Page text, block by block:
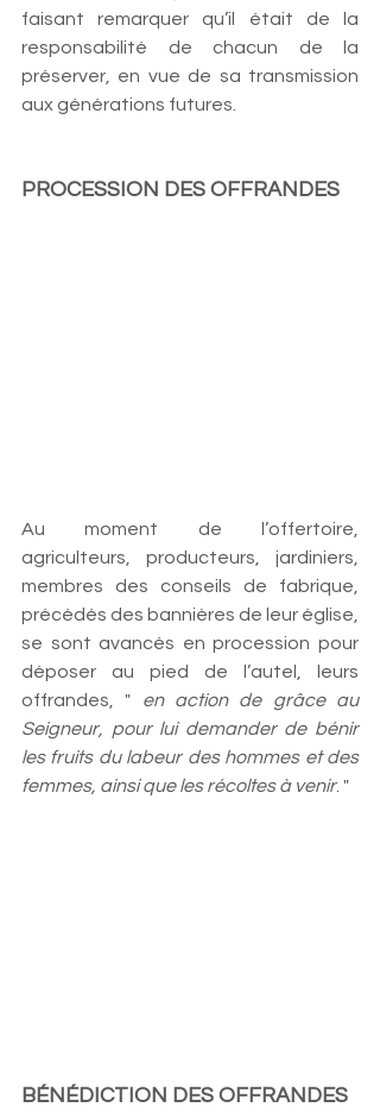
faisant remarquer qu’il était de la
responsabilité de chacun de la
préserver, en vue de sa transmission
aux générations futures.
PROCESSION DES OFFRANDES
Au moment de l’offertoire,
agriculteurs, producteurs, jardiniers,
membres des conseils de fabrique,
précédés des bannières de leur église,
se sont avancés en procession pour
déposer au pied de l’autel, leurs
offrandes, " en action de grâce au
Seigneur, pour lui demander de bénir
les fruits du labeur des hommes et des
femmes, ainsi que les récoltes à venir. "
BÉNÉDICTION DES OFFRANDES